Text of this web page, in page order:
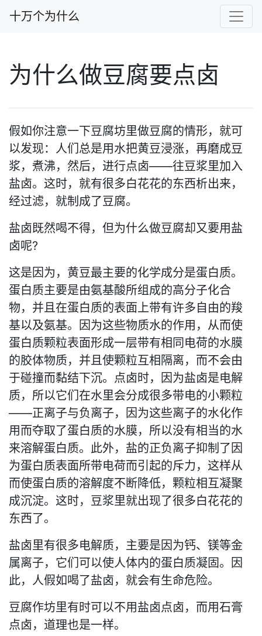
十万个为什么
为什么做豆腐要点卤
假如你注意一下豆腐坊里做豆腐的情形，就可
以发现：人们总是用水把黄豆浸涨，再磨成豆
浆，煮沸，然后，进行点卤——往豆浆里加入
盐卤。这时，就有很多白花花的东西析出来，
经过滤，就制成了豆腐。
盐卤既然喝不得，但为什么做豆腐却又要用盐
卤呢?
这是因为，黄豆最主要的化学成分是蛋白质。
蛋白质主要是由氨基酸所组成的高分子化合
物，并且在蛋白质的表面上带有许多自由的羧
基以及氨基。因为这些物质水的作用，从而使
蛋白质颗粒表面形成一层带有相同电荷的水膜
的胶体物质，并且使颗粒互相隔离，而不会由
于碰撞而黏结下沉。点卤时，因为盐卤是电解
质，所以它们在水里会分成很多带电的小颗粒
——正离子与负离子，因为这些离子的水化作
用而夺取了蛋白质的水膜，所以没有相当的水
来溶解蛋白质。此外，盐的正负离子抑制了因
为蛋白质表面所带电荷而引起的斥力，这样从
而使蛋白质的溶解度不断降低，颗粒相互凝聚
成沉淀。这时，豆浆里就出现了很多白花花的
东西了。
盐卤里有很多电解质，主要是因为钙、镁等金
属离子，它们可以使人体内的蛋白质凝固。因
此，人假如喝了盐卤，就会有生命危险。
豆腐作坊里有时可以不用盐卤点卤，而用石膏
点卤，道理也是一样。